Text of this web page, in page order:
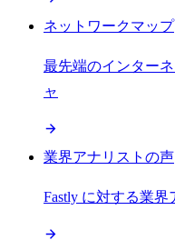
ネットワークマップ
最先端のインター
ャ
業界アナリストの声
Fastly に対する業